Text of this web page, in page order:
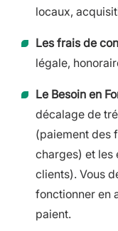
locaux,
Les frais de
légale,
Le Besoin en
décalage de
(paiement des
charges) et les
clients). Vous
fonctionner en
paient.